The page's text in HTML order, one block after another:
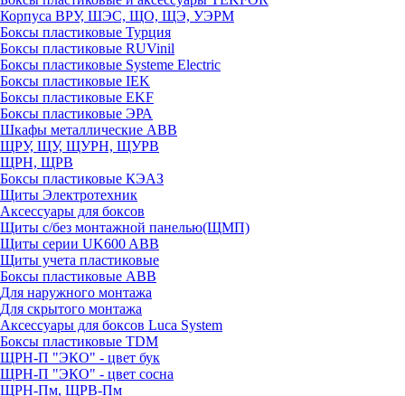
Корпуса ВРУ, ШЭС, ЩО, ЩЭ, УЭРМ
Боксы пластиковые Турция
Боксы пластиковые RUVinil
Боксы пластиковые Systeme Electric
Боксы пластиковые IEK
Боксы пластиковые EKF
Боксы пластиковые ЭРА
Шкафы металлические ABB
ЩРУ, ЩУ, ЩУРН, ЩУРВ
ЩРН, ЩРВ
Боксы пластиковые КЭАЗ
Щиты Электротехник
Аксессуары для боксов
Щиты с/без монтажной панелью(ЩМП)
Щиты серии UK600 ABB
Щиты учета пластиковые
Боксы пластиковые ABB
Для наружного монтажа
Для скрытого монтажа
Аксессуары для боксов Luca System
Боксы пластиковые TDM
ЩРН-П "ЭКО" - цвет бук
ЩРН-П "ЭКО" - цвет сосна
ЩРН-Пм, ЩРВ-Пм